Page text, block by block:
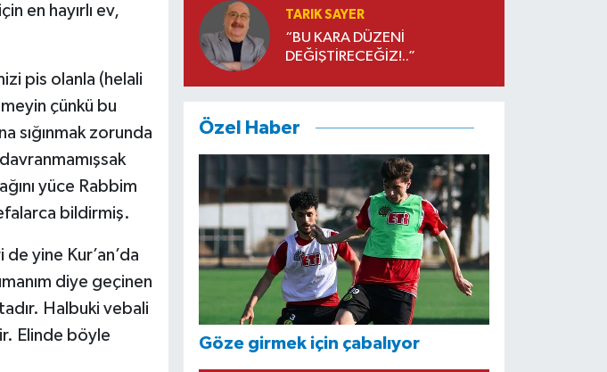
en hayırlı ev,
pis olanla (helali
çünkü bu
sığınmak zorunda
yüce Rabbim
bildirmiş.
yine Kur’an’da
diye geçinen
Halbuki vebali
Elinde böyle
TARIK SAYER
“BU KARA DÜZENİ
DEĞİŞTİRECEĞİZ!..”
Özel Haber
Göze girmek için çabalıyor